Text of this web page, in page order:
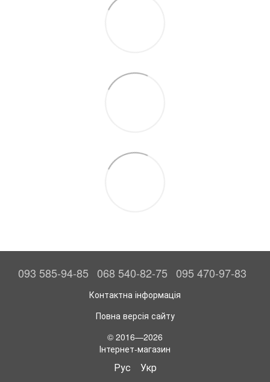
093 585-94-85 068 540-82-75 095 470-97-83
Контактна інформація
Повна версія сайту
© 2016—2026
Інтернет-магазин
Рус Укр